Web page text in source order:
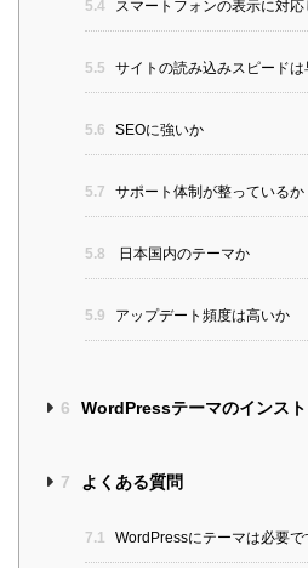
5.4 スマートフォンの表示に対
5.5 サイトの読み込みスピードは
5.6 SEOに強いか
5.7 サポート体制が整っているか
5.8 日本国内のテーマか
5.9 アップデート頻度は高いか
6 WordPressテーマのインス
7 よくある質問
7.1 WordPressにテーマは必要で